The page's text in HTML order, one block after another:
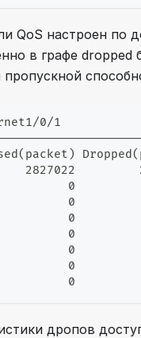
QoS настроен по
в графе
0/1
2827022
0
0
0
0
0
0
0
дропов